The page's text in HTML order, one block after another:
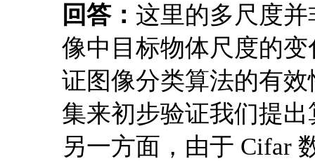
回答： 这里的多尺度
像中目标物体尺度的
证图像分类算法的有
集来初步验证我们提
另一方面，由于 Cifar